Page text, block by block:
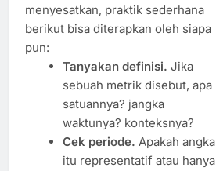
menyesatkan, praktik sederhana
berikut bisa diterapkan oleh siapa
pun:
Tanyakan definisi. Jika
sebuah metrik disebut, apa
satuannya? jangka
waktunya? konteksnya?
Cek periode. Apakah angka
itu representatif atau hanya